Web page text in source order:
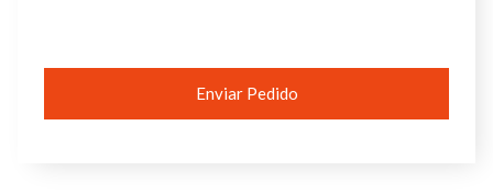
Enviar Pedido